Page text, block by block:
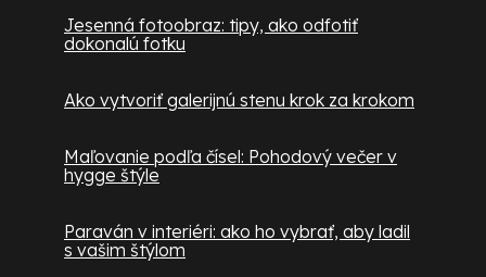
Jesenná fotoobraz: tipy, ako odfotiť
dokonalú fotku
Ako vytvoriť galerijnú stenu krok za krokom
Maľovanie podľa čísel: Pohodový večer v
hygge štýle
Paraván v interiéri: ako ho vybrať, aby ladil
s vašim štýlom